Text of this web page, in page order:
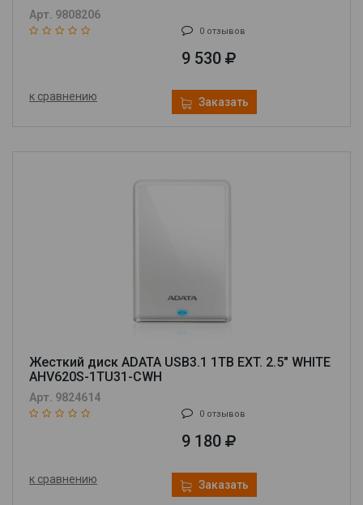
Арт. 9808206
0 отзывов
9 530
к сравнению Заказать
Жесткий диск ADATA USB3.1 1TB EXT. 2.5" WHITE
AHV620S-1TU31-CWH
Арт. 9824614
0 отзывов
9 180
к сравнению Заказать